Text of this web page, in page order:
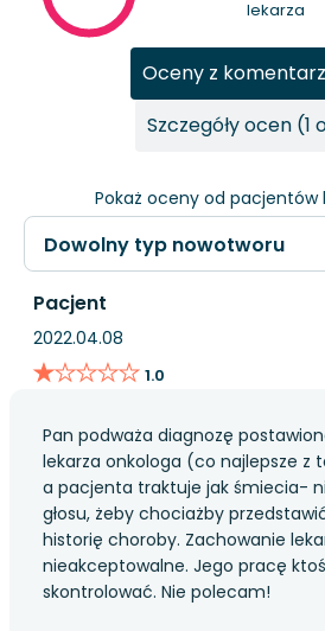
lekarza
Pokaż oceny od pacjentów
Oceny z
Szczegóły ocen (1
Pacjent
2022.04.08
★★★★★
★★★★★ 1.0
Pan podważa diagnozę
lekarza onkologa (co najlepsze z
a pacjenta traktuje jak śmiecia-
głosu, żeby chociażby
historię choroby. Zachowanie
nieakceptowalne. Jego pracę
skontrolować. Nie polecam!